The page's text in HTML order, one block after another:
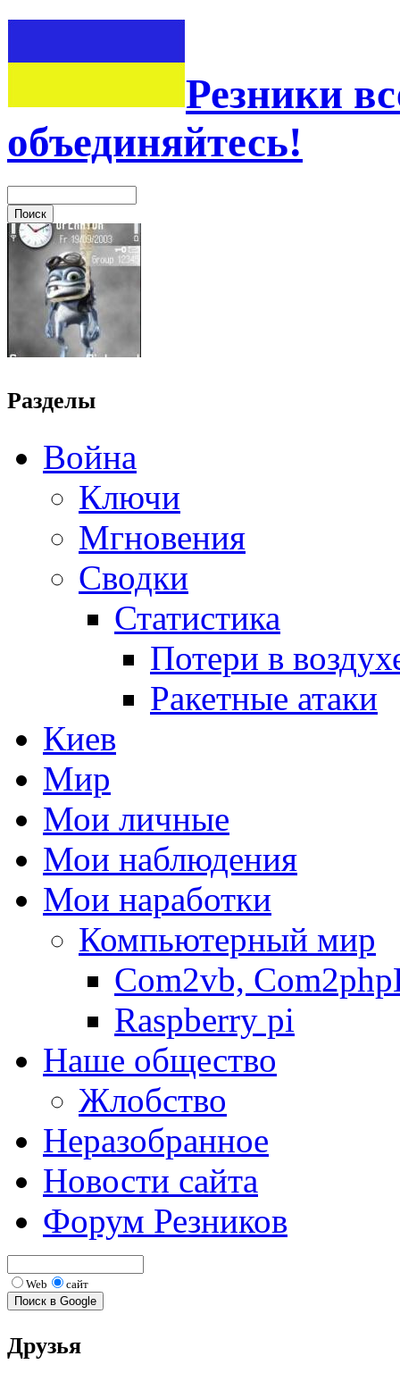
Резники
объединяйтесь!
Разделы
Война
Ключи
Мгновения
Сводки
Статистика
Потери в
Ракетные атаки
Киев
Мир
Мои личные
Мои наблюдения
Мои наработки
Компьютерный мир
Com2vb,
Raspberry pi
Наше общество
Жлобство
Неразобранное
Новости сайта
Форум Резников
Web сайт
Друзья